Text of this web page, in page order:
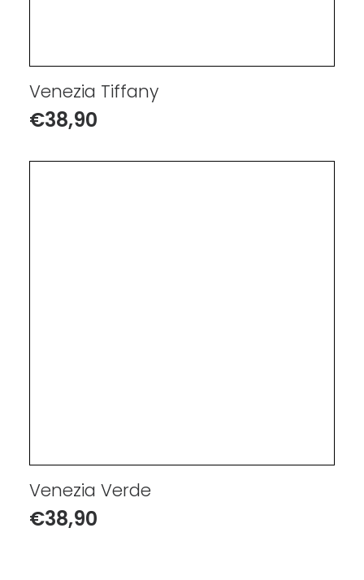
Venezia Tiffany
€38,90
Venezia Verde
€38,90